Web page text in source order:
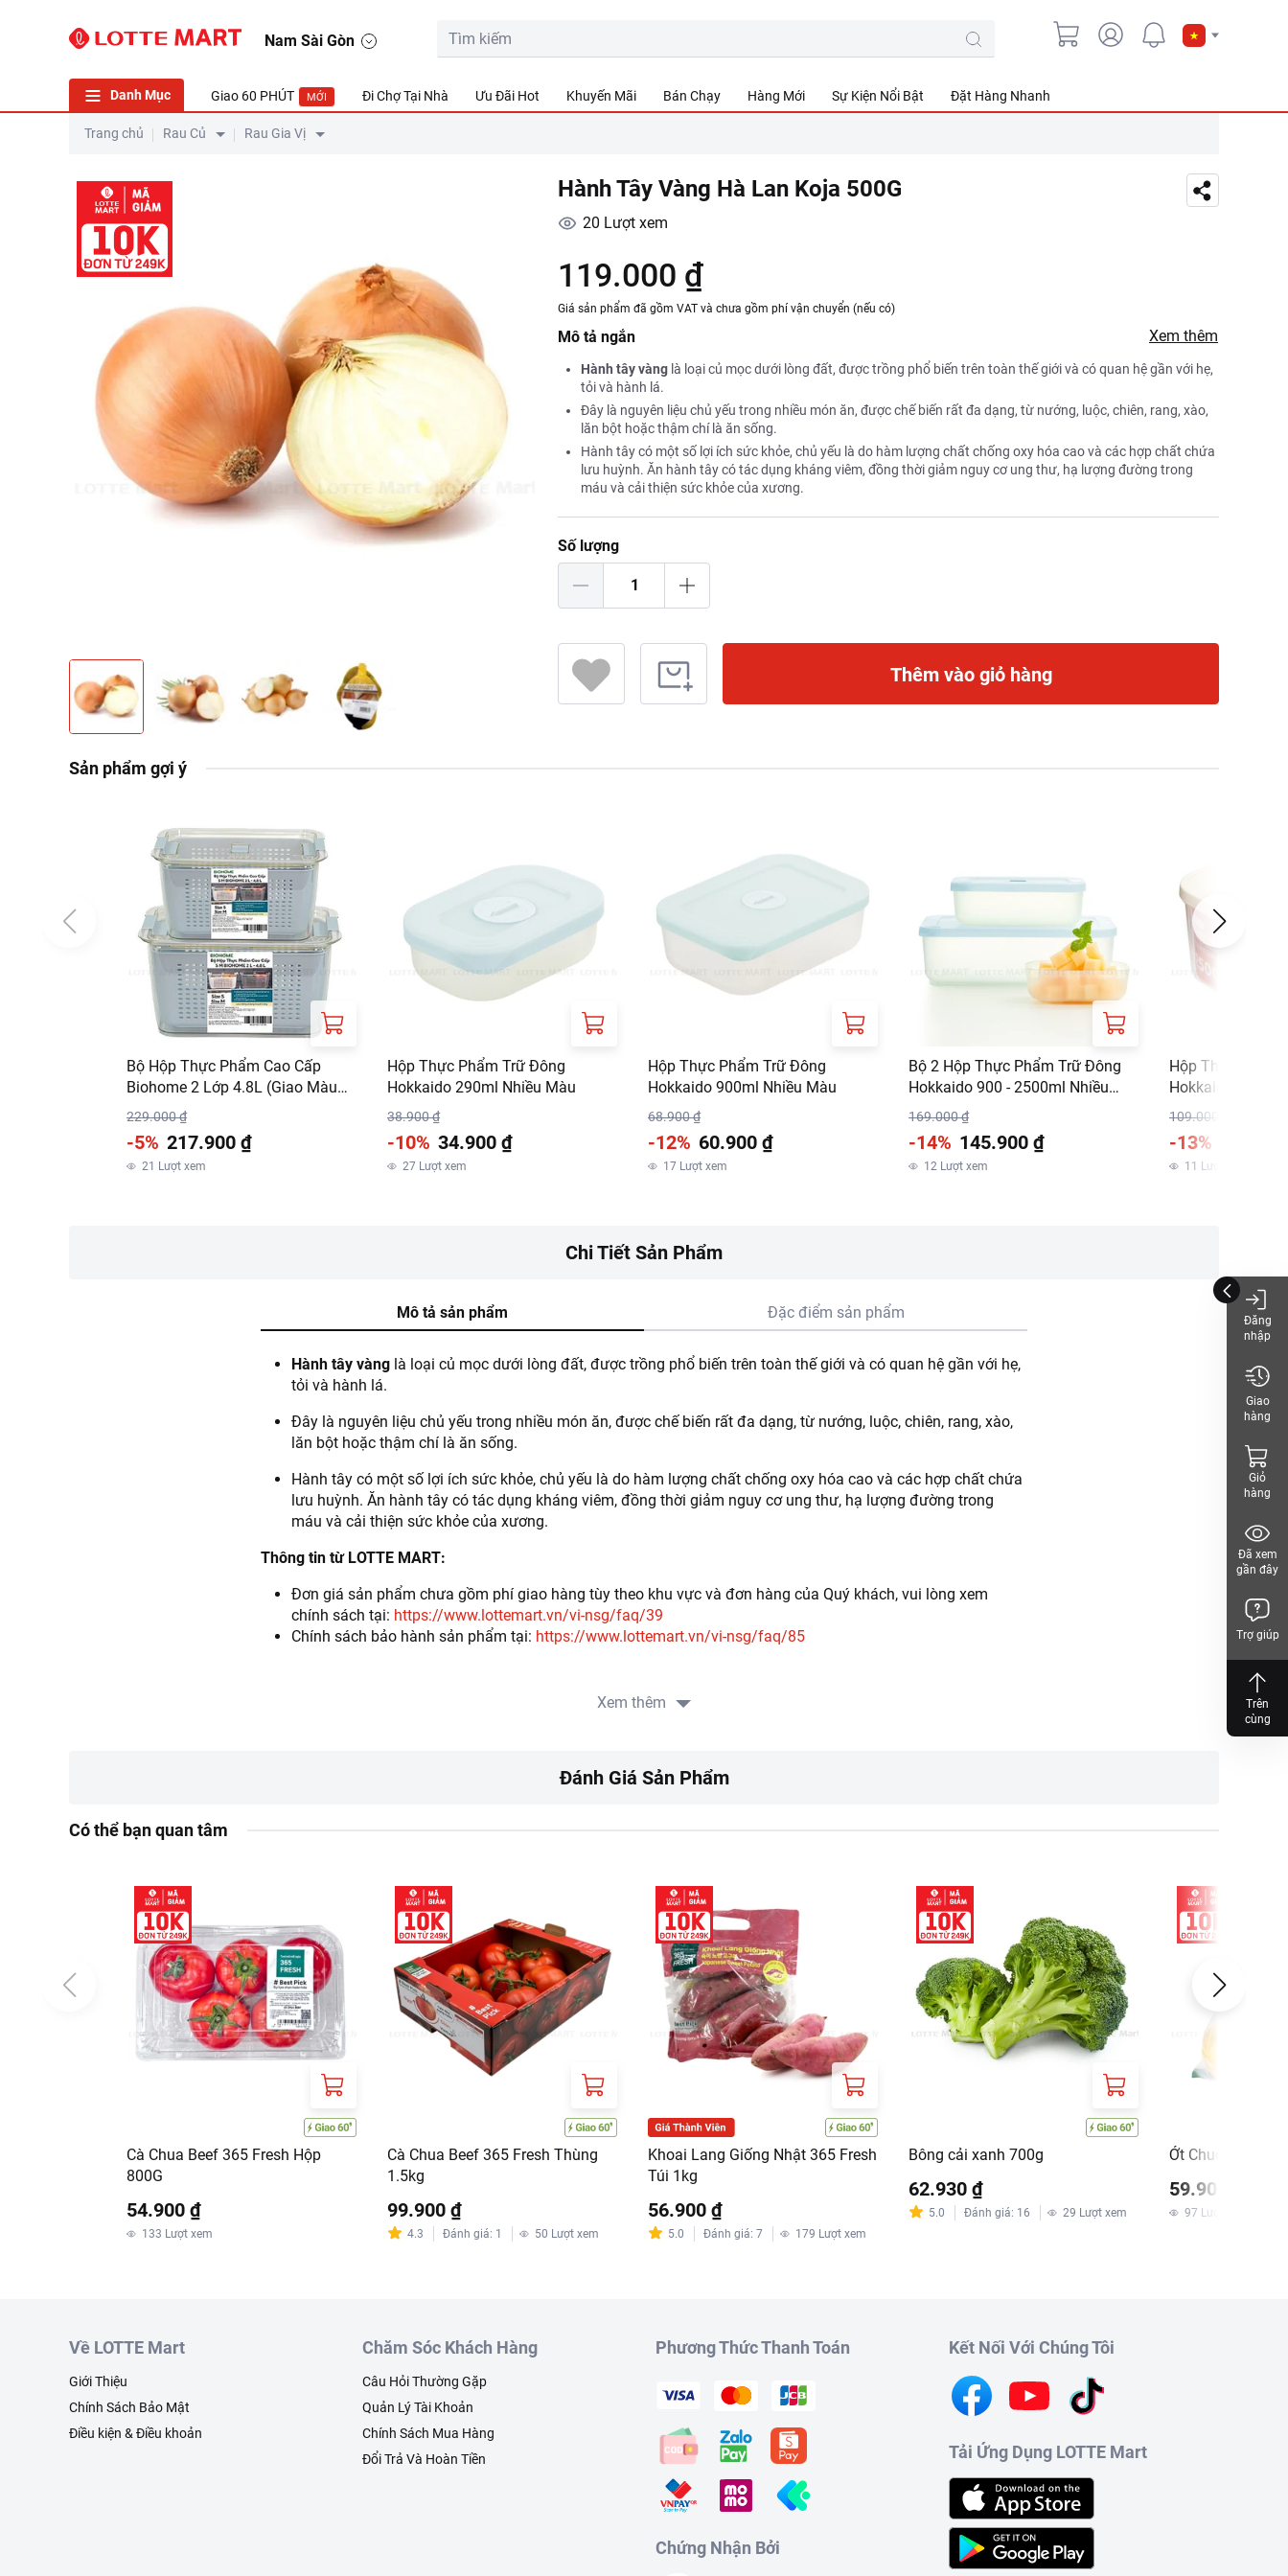
Nam Sài Gòn
Danh Mục Giao 60 PHÚT MỚI Đi Chợ Tại Nhà Ưu Đãi Hot Khuyến Mãi Bán Chạy Hàng Mới Sự Kiện Nổi Bật Đặt Hàng Nhanh
Trang chủ Rau Củ Rau Gia Vị
Hành Tây Vàng Hà Lan Koja 500G
20 Lượt xem
119.000 ₫
Giá sản phẩm đã gồm VAT và chưa gồm phí vận chuyển (nếu có)
Mô tả ngắn Xem thêm
Hành tâyvàng là loại củ mọc dưới lòng đất, được trồng phổ biến trên toàn thế giới và có quan hệ gần với hẹ,
tỏi và hành lá.
Đây là nguyên liệu chủ yếu trong nhiều món ăn, được chế biến rất đa dạng, từ nướng, luộc, chiên, rang, xào,
lăn bột hoặc thậm chí là ăn sống.
Hành tây có một số lợi ích sức khỏe, chủ yếu là do hàm lượng chất chống oxy hóa cao và các hợp chất chứa
lưu huỳnh. Ăn hành tây có tác dụng kháng viêm, đồng thời giảm nguy cơ ung thư, hạ lượng đường trong
máu và cải thiện sức khỏe của xương.
Số lượng
Thêm vào giỏ hàng
Sản phẩm gợi ý
Bộ Hộp Thực Phẩm Cao Cấp
Biohome 2 Lớp 4.8L (Giao Màu
Ngẫu Nhiên)
229.000 ₫
-5% 217.900 ₫
21 Lượt xem
Hộp Thực Phẩm Trữ Đông
Hokkaido 290ml Nhiều Màu
38.900 ₫
-10% 34.900 ₫
27 Lượt xem
Hộp Thực Phẩm Trữ Đông
Hokkaido 900ml Nhiều Màu
68.900 ₫
-12% 60.900 ₫
17 Lượt xem
Bộ 2 Hộp Thực Phẩm Trữ Đông
Hokkaido 900 - 2500ml Nhiều
Màu
169.000 ₫
-14% 145.900 ₫
12 Lượt xem
Hộp Thực Phẩm
Hokkaido
109.000 ₫
-13%
11 Lượt xem
Chi Tiết Sản Phẩm
Mô tả sản phẩm Đặc điểm sản phẩm
Hành tây vàng là loại củ mọc dưới lòng đất, được trồng phổ biến trên toàn thế giới và có quan hệ gần với hẹ,
tỏi và hành lá.
Đây là nguyên liệu chủ yếu trong nhiều món ăn, được chế biến rất đa dạng, từ nướng, luộc, chiên, rang, xào,
lăn bột hoặc thậm chí là ăn sống.
Hành tây có một số lợi ích sức khỏe, chủ yếu là do hàm lượng chất chống oxy hóa cao và các hợp chất chứa
lưu huỳnh. Ăn hành tây có tác dụng kháng viêm, đồng thời giảm nguy cơ ung thư, hạ lượng đường trong
máu và cải thiện sức khỏe của xương.
Thông tin từ LOTTE MART:
Đơn giá sản phẩm chưa gồm phí giao hàng tùy theo khu vực và đơn hàng của Quý khách, vui lòng xem
chính sách tại: https://www.lottemart.vn/vi-nsg/faq/39
Chính sách bảo hành sản phẩm tại: https://www.lottemart.vn/vi-nsg/faq/85
Tên công ty: CONG TY TNHH PHAT TRIEN THI TRUONG KOJAVM
Xem thêm
Đánh Giá Sản Phẩm
Có thể bạn quan tâm
Cà Chua Beef 365 Fresh Hộp
800G
54.900 ₫
133 Lượt xem
Cà Chua Beef 365 Fresh Thùng
1.5kg
99.900 ₫
4.3 Đánh giá: 1 50 Lượt xem
Khoai Lang Giống Nhật 365 Fresh
Túi 1kg
56.900 ₫
5.0 Đánh giá: 7 179 Lượt xem
Bông cải xanh 700g
62.930 ₫
5.0 Đánh giá: 16 29 Lượt xem
Ớt Chuông 365
59.900 ₫
97 Lượt xem
Về LOTTE Mart
Giới Thiệu
Chính Sách Bảo Mật
Điều kiện & Điều khoản
Chăm Sóc Khách Hàng
Câu Hỏi Thường Gặp
Quản Lý Tài Khoản
Chính Sách Mua Hàng
Đổi Trả Và Hoàn Tiền
Phương Thức Thanh Toán
Chứng Nhận Bởi
Kết Nối Với Chúng Tôi
Tải Ứng Dụng LOTTE Mart
Đăng
nhập
Giao
hàng
Giỏ
hàng
Đã xem
gần đây
Trợ giúp
Trên
cùng